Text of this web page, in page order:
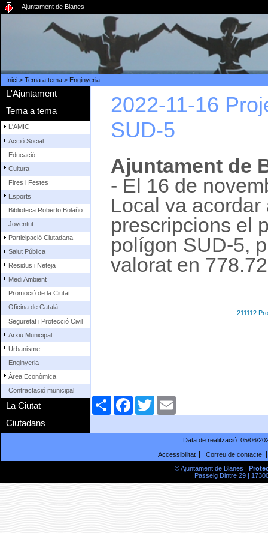
Ajuntament de Blanes
Inici> Tema a tema> Enginyeria
L'Ajuntament
Tema a tema
L'AMIC
Acció Social
Educació
Cultura
Fires i Festes
Esports
Biblioteca Roberto Bolaño
Joventut
Participació Ciutadana
Salut Pública
Residus i Neteja
Medi Ambient
Promoció de la Ciutat
Oficina de Català
Seguretat i Protecció Civil
Arxiu Municipal
Urbanisme
Enginyeria
Àrea Econòmica
Contractació municipal
La Ciutat
Ciutadans
2022-11-16
SUD-5
Ajuntament de
- El 16 de
Local va
prescripcions el
polígon SUD-5,
valorat en
211112
ComparteixFacebookTwitter
Data de realització: 05/06/
Accessibilitat
Correu de contacte
© Ajuntament de Blanes |
Passeig Dintre 29 |